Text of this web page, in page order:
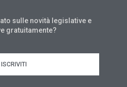
sulle novità legislative e
gratuitamente?
ISCRIVITI